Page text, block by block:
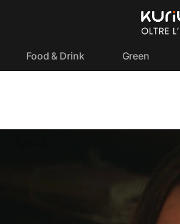
Food & Drink Green